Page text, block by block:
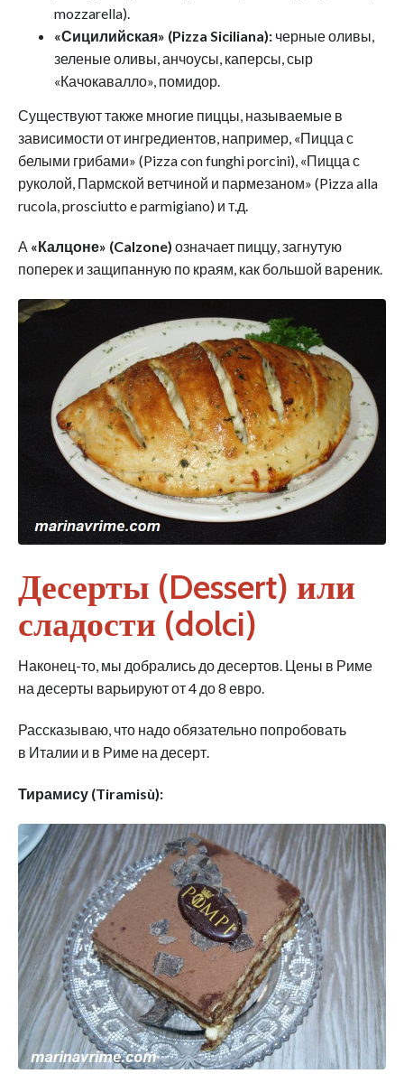
mozzarella).
«Сицилийская» (Pizza Siciliana): черные оливы,
зеленые оливы, анчоусы, каперсы, сыр
«Качокавалло», помидор.
Существуют также многие пиццы, называемые в
зависимости от ингредиентов, например, «Пицца с
белыми грибами» (Pizza con funghi porcini), «Пицца с
руколой, Пармской ветчиной и пармезаном» (Pizza alla
rucola, prosciutto e parmigiano) и т.д.
А «Калцоне» (Calzone) означает пиццу, загнутую
поперек и защипанную по краям, как большой вареник.
Десерты (Dessert) или
сладости (dolci)
Наконец-то, мы добрались до десертов. Цены в Риме
на десерты варьируют от 4 до 8 евро.
Рассказываю, что надо обязательно попробовать
в Италии и в Риме на десерт.
Тирамису (Tiramisù):